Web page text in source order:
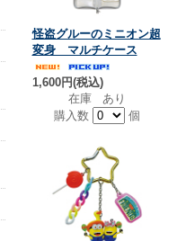
怪盗グルーのミニオン超
変身 マルチケース
1,600円(税込)
在庫 あり
購入数
個